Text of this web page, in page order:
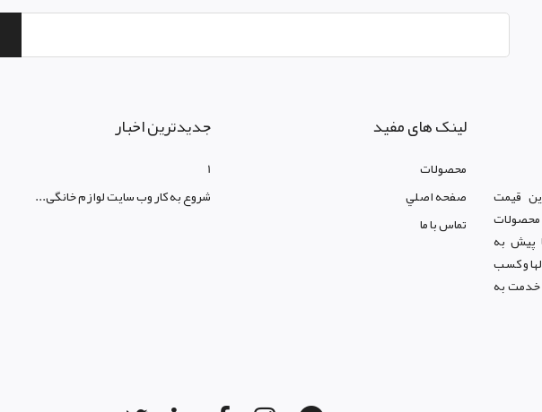
قیمت
محصولات
پیش به
و کسب
خدمت به
لینک های مفید
محصولات
صفحه اصلي
تماس با ما
جدیدترین اخبار
1
شروع به کار وب سایت لوازم خانگی...